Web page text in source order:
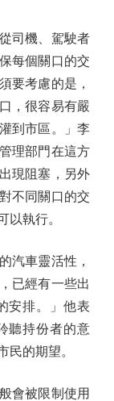
司機、駕駛者
每個關口的交
要考慮的是，
，很容易有嚴
到市區。」李
理部門在這方
現阻塞，另外
不同關口的交
以執行。
車靈活性，
已經有一些出
安排。」他表
聽持份者的意
民的期望。
會被限制使用